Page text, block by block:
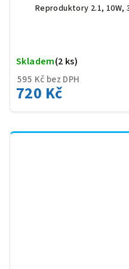
Reproduktory 2.1, 10W,
595 Kč bez DPH
720 Kč
Skladem(2 ks)